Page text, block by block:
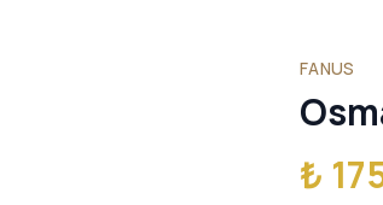
FANUS
₺